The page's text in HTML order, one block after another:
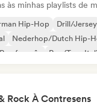
às minhas playlists de
Hip-Hop Drill/Jersey
Nederhop/Dutch Hip-
Rap francês Rap/Trap
Rock À Contresens